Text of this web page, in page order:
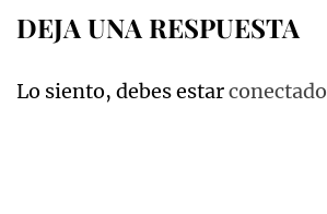
DEJA UNA RESPUESTA
Lo siento, debes estarconectado